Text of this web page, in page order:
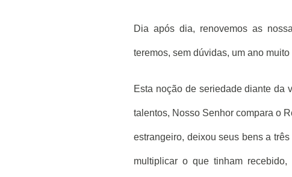
Dia após dia, renovemos as
teremos, sem dúvidas, um ano
Esta noção de seriedade diante da
talentos, Nosso Senhor compara o
estrangeiro, deixou seus bens a
multiplicar o que tinham